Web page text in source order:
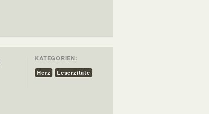
KATEGORIEN:
Herz
Leserzitate